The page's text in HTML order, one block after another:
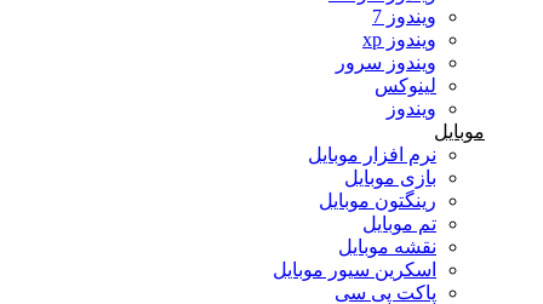
ویندوز 7
ویندوز xp
ویندوز سرور
لینوکس
ویندوز
موبایل
نرم افزار موبایل
بازی موبایل
رینگتون موبایل
تم موبایل
نقشه موبایل
اسکرین سیور موبایل
پاکت پی سی